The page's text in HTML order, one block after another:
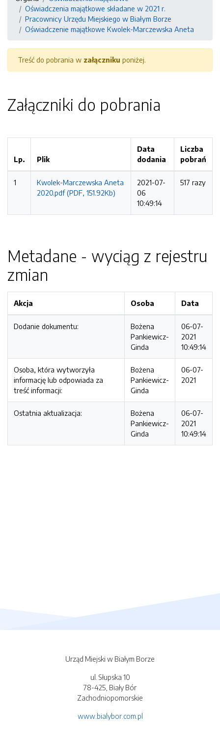
Oświadczenia majątkowe składane w 2021 r.
Pracownicy Urzędu Miejskiego w Białym Borze
Oświadczenie majątkowe Kwolek-Marczewska Aneta
Treść do pobrania w załączniku poniżej.
Załączniki do pobrania
Lp. Plik
Data
dodania
Liczba
pobrań
1
Kwolek-Marczewska Aneta
2020.pdf (PDF, 151.92Kb)
2021-07-
06
10:49:14
517 razy
Metadane - wyciąg z rejestru
zmian
Akcja Osoba Data
Dodanie dokumentu:
Bożena
Pankiewicz-
Ginda
06-07-
2021
10:49:14
Osoba, która wytworzyła
informację lub odpowiada za
treść informacji:
Bożena
Pankiewicz-
Ginda
06-07-
2021
Ostatnia aktualizacja:
Bożena
Pankiewicz-
Ginda
06-07-
2021
10:49:14
Urząd Miejski w Białym Borze
ul. Słupska 10
78-425, Biały Bór
Zachodniopomorskie
www.bialybor.com.pl